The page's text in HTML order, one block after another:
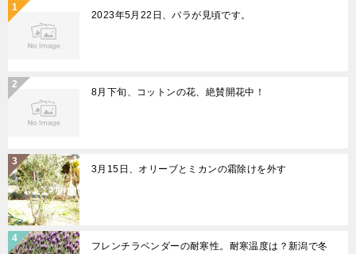
2023年5月22日、バラが見頃です。
8月下旬、コットンの花、絶賛開花中！
3月15日、オリーブとミカンの霜除けを外す
フレンチラベンダーの耐寒性。耐寒温度は？新潟で冬